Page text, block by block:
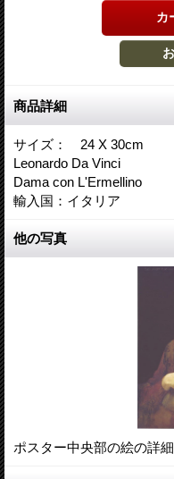
商品詳細
サイズ： 24 X 30cm
Leonardo Da Vinci
Dama con L'Ermellino
輸入国：イタリア
他の写真
ポスター中央部の絵の詳細